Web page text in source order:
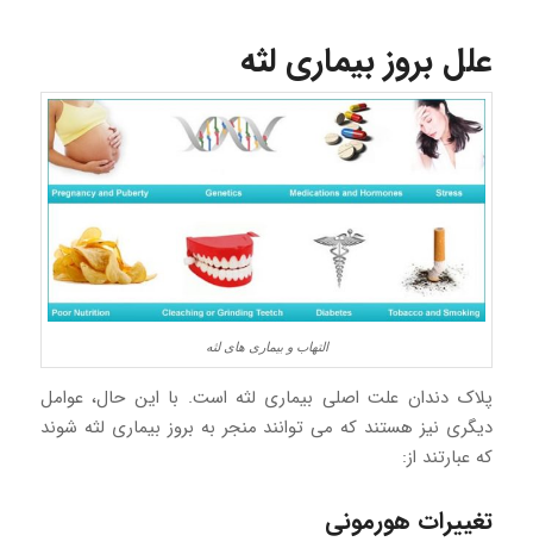
علل بروز بیماری لثه
التهاب و بیماری های لثه
پلاک دندان علت اصلی بیماری لثه است. با این حال، عوامل
دیگری نیز هستند که می توانند منجر به بروز بیماری لثه شوند
که عبارتند از:
تغییرات هورمونی